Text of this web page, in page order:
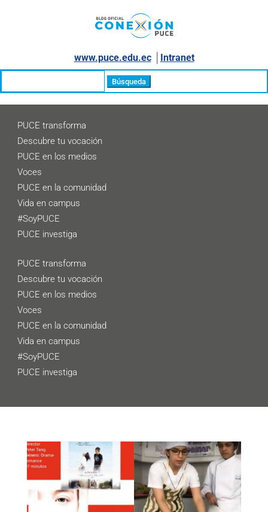
www.puce.edu.ec│ Intranet
PUCE transforma
Descubre tu vocación
PUCE en los medios
Voces
PUCE en la comunidad
Vida en campus
#SoyPUCE
PUCE investiga
PUCE transforma
Descubre tu vocación
PUCE en los medios
Voces
PUCE en la comunidad
Vida en campus
#SoyPUCE
PUCE investiga